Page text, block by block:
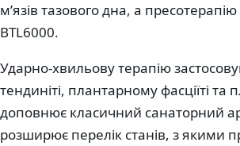
мʼязів тазового дна, а
BTL6000.
Ударно-хвильову терапію
тендиніті, плантарному фасціїті та
доповнює класичний санаторний
розширює перелік станів, з якими